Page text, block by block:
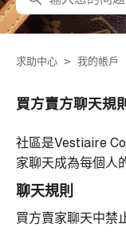
求助中心 我的帳戶
買方賣方聊天規則
社區是Vestiaire
家聊天成為每個人
聊天規則
買方賣家聊天中禁